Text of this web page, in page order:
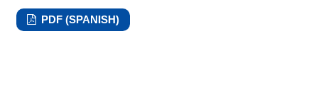
PDF (SPANISH)